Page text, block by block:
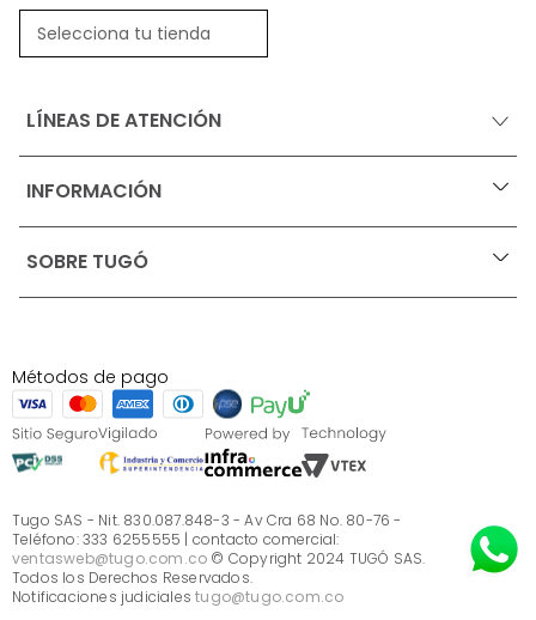
Selecciona tu tienda
LÍNEAS DE ATENCIÓN
INFORMACIÓN +
Ofertas vigentes
Términos, condiciones y restricciones para productos
S.A.S
Términos, condiciones y restricciones Tugó S.A.S
Instructivo cuidado de muebles
Sé parte de Tugó
¿Quiénes somos?
Servicio al cliente
SOBRE TUGÓ +
¿Quieres vender en Tugó?
Métodos de pago
Tugo SAS - Nit. 830.087.848-3 - Av Cra 68 No. 80-76 -
Teléfono: 333 6255555 | contacto comercial:
ventasweb@tugo.com.co © Copyright 2024 TUGÓ SAS.
Todos los Derechos Reservados.
Notificaciones judicialestugo@tugo.com.co